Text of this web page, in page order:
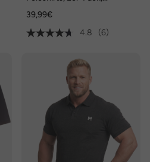
Halbarm, bis 10 XL
39,99€
4.8
(6)